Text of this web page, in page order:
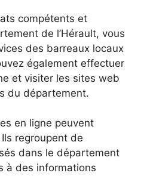
compétents et
de l’Hérault, vous
des barreaux locaux
également effectuer
et visiter les sites web
du département.
en ligne peuvent
regroupent de
dans le département
à des informations